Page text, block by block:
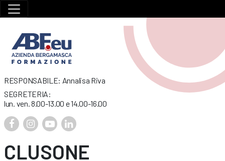
RESPONSABILE: Annalisa Riva
SEGRETERIA:
lun. ven. 8.00-13.00 e 14.00-16.00
CLUSONE